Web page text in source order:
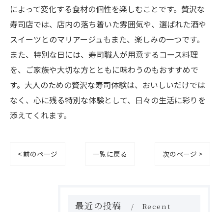
によって変化する食材の個性を楽しむことです。贅沢な
寿司店では、店内の落ち着いた雰囲気や、選ばれた酒や
スイーツとのマリアージュもまた、楽しみの一つです。
また、特別な日には、寿司職人が用意するコース料理
を、ご家族や大切な方とともに味わうのもおすすめで
す。大人のための贅沢な寿司体験は、おいしいだけでは
なく、心に残る特別な体験として、日々の生活に彩りを
添えてくれます。
< 前のページ 一覧に戻る 次のページ >
最近の投稿
Recent